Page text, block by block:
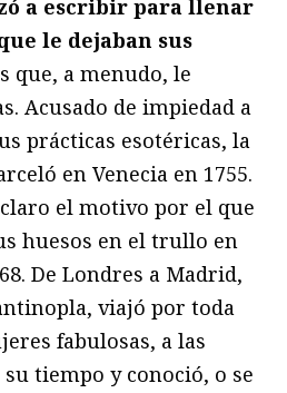
a escribir para llenar
le dejaban sus
que, a menudo, le
Acusado de impiedad a
prácticas esotéricas, la
en Venecia en 1755.
el motivo por el que
huesos en el trullo en
De Londres a Madrid,
viajó por toda
fabulosas, a las
tiempo y conoció, o se